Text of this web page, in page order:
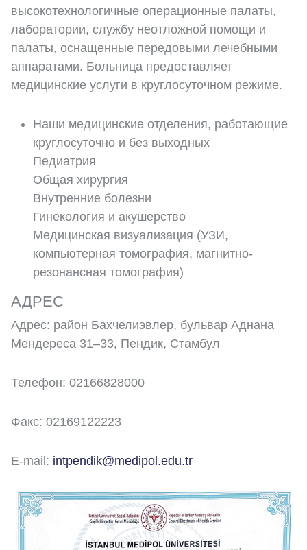
высокотехнологичные операционные палаты,
лаборатории, службу неотложной помощи и
палаты, оснащенные передовыми лечебными
аппаратами. Больница предоставляет
медицинские услуги в круглосуточном режиме.
Наши медицинские отделения, работающие
круглосуточно и без выходных
Педиатрия
Общая хирургия
Внутренние болезни
Гинекология и акушерство
Медицинская визуализация (УЗИ,
компьютерная томография, магнитно-
резонансная томография)
АДРЕС
Адрес: район Бахчелиэвлер, бульвар Аднана
Мендереса 31–33, Пендик, Стамбул
Телефон: 02166828000
Факс: 02169122223
E-mail: intpendik@medipol.edu.tr